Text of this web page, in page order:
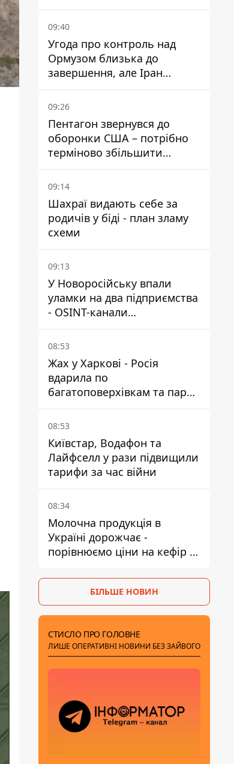
війну – ми щоденно є ціллю
09:40
Угода про контроль над
Ормузом близька до
завершення, але Іран
висунув нові вимоги – ЗМІ
розкрили подробиці
09:26
Пентагон звернувся до
оборонки США – потрібно
терміново збільшити
виробництво озброєнь
09:14
Шахраї видають себе за
родичів у біді - план зламу
схеми
09:13
У Новоросійську впали
уламки на два підприємства
- OSINT-канали
припускають удар по порту
08:53
Жах у Харкові - Росія
вдарила по
багатоповерхівкам та парку,
є загиблі та поранені
08:53
Київстар, Водафон та
Лайфселл у рази підвищили
тарифи за час війни
08:34
Молочна продукція в
Україні дорожчає -
порівнюємо ціни на кефір в
БІЛЬШЕ НОВИН
СТИСЛО ПРО ГОЛОВНЕ
ЛИШЕ ОПЕРАТИВНІ НОВИНИ БЕЗ ЗАЙВОГО